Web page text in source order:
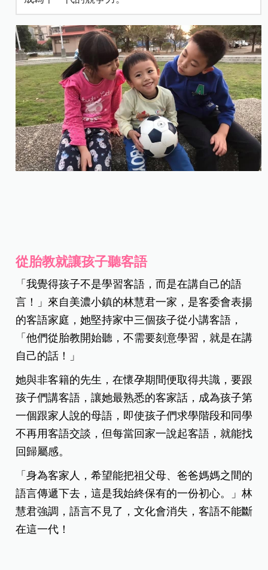
從胎教就讓孩子聽客語
「我覺得孩子不是學習客語，而是在講自己的語
言！」來自美濃小鎮的林慧君一家，是客委會表揚
的客語家庭，她堅持家中三個孩子從小講客語，
「他們從胎教開始聽，不需要刻意學習，就是在講
自己的話！」
她與非客籍的先生，在懷孕期間便取得共識，要跟
孩子們講客語，讓她最熟悉的客家話，成為孩子第
一個跟家人說的母語，即使孩子們求學階段和同學
不再用客語交談，但每當回家一說起客語，就能找
回歸屬感。
「身為客家人，希望能把祖父母、爸爸媽媽之間的
語言傳遞下去，這是我始終保有的一份初心。」林
慧君強調，語言不見了，文化會消失，客語不能斷
在這一代！